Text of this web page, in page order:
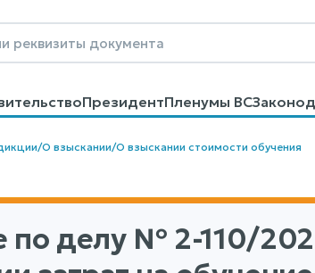
ПрезидентПленумы ВС
КонтактыПомощьПоиск
/О взыскании/О взыскании стоимости обучения
по делу № 2-110/